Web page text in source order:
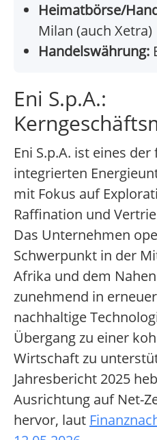
Heimatbörse/
Milan (auch Xetra)
Handelswährung:
Eni S.p.A.:
Eni S.p.A. ist eines
integrierten
mit Fokus auf
Raffination und
Das Unternehmen
Schwerpunkt in der
Afrika und dem
zunehmend in
nachhaltige
Übergang zu einer
Wirtschaft zu
Jahresbericht 2025
Ausrichtung auf Net-
hervor, laut